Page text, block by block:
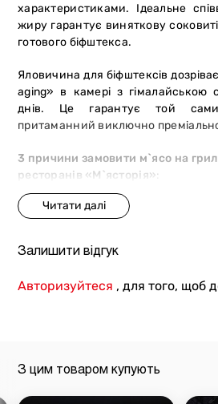
характеристиками. Ідеальне
жиру гарантує виняткову
готового біфштекса.
Яловичина для біфштексів
aging» в камері з гімалайською
днів. Це гарантує той
притаманний виключно
3 причини замовити м`ясо на
ресторанів «М`ясторія»:
преміальний товар
забезпечують високі смакові
безпека і якість
. Під
використовуються
тривалий процес
Залишити відгук
Авторизуйтеся , для того, щоб
З цим товаром купують